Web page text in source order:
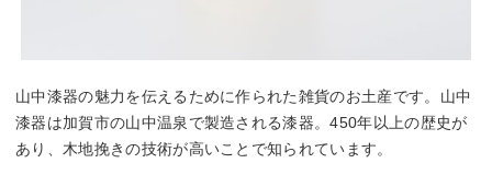
山中漆器の魅力を伝えるために作られた雑貨のお土産です。山中
漆器は加賀市の山中温泉で製造される漆器。450年以上の歴史が
あり、木地挽きの技術が高いことで知られています。